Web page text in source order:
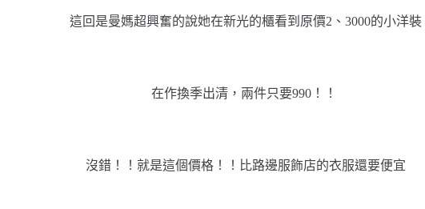
這回是曼媽超興奮的說她在新光的櫃看到原價2、3000的小洋裝
在作換季出清，兩件只要990！！
沒錯！！就是這個價格！！比路邊服飾店的衣服還要便宜